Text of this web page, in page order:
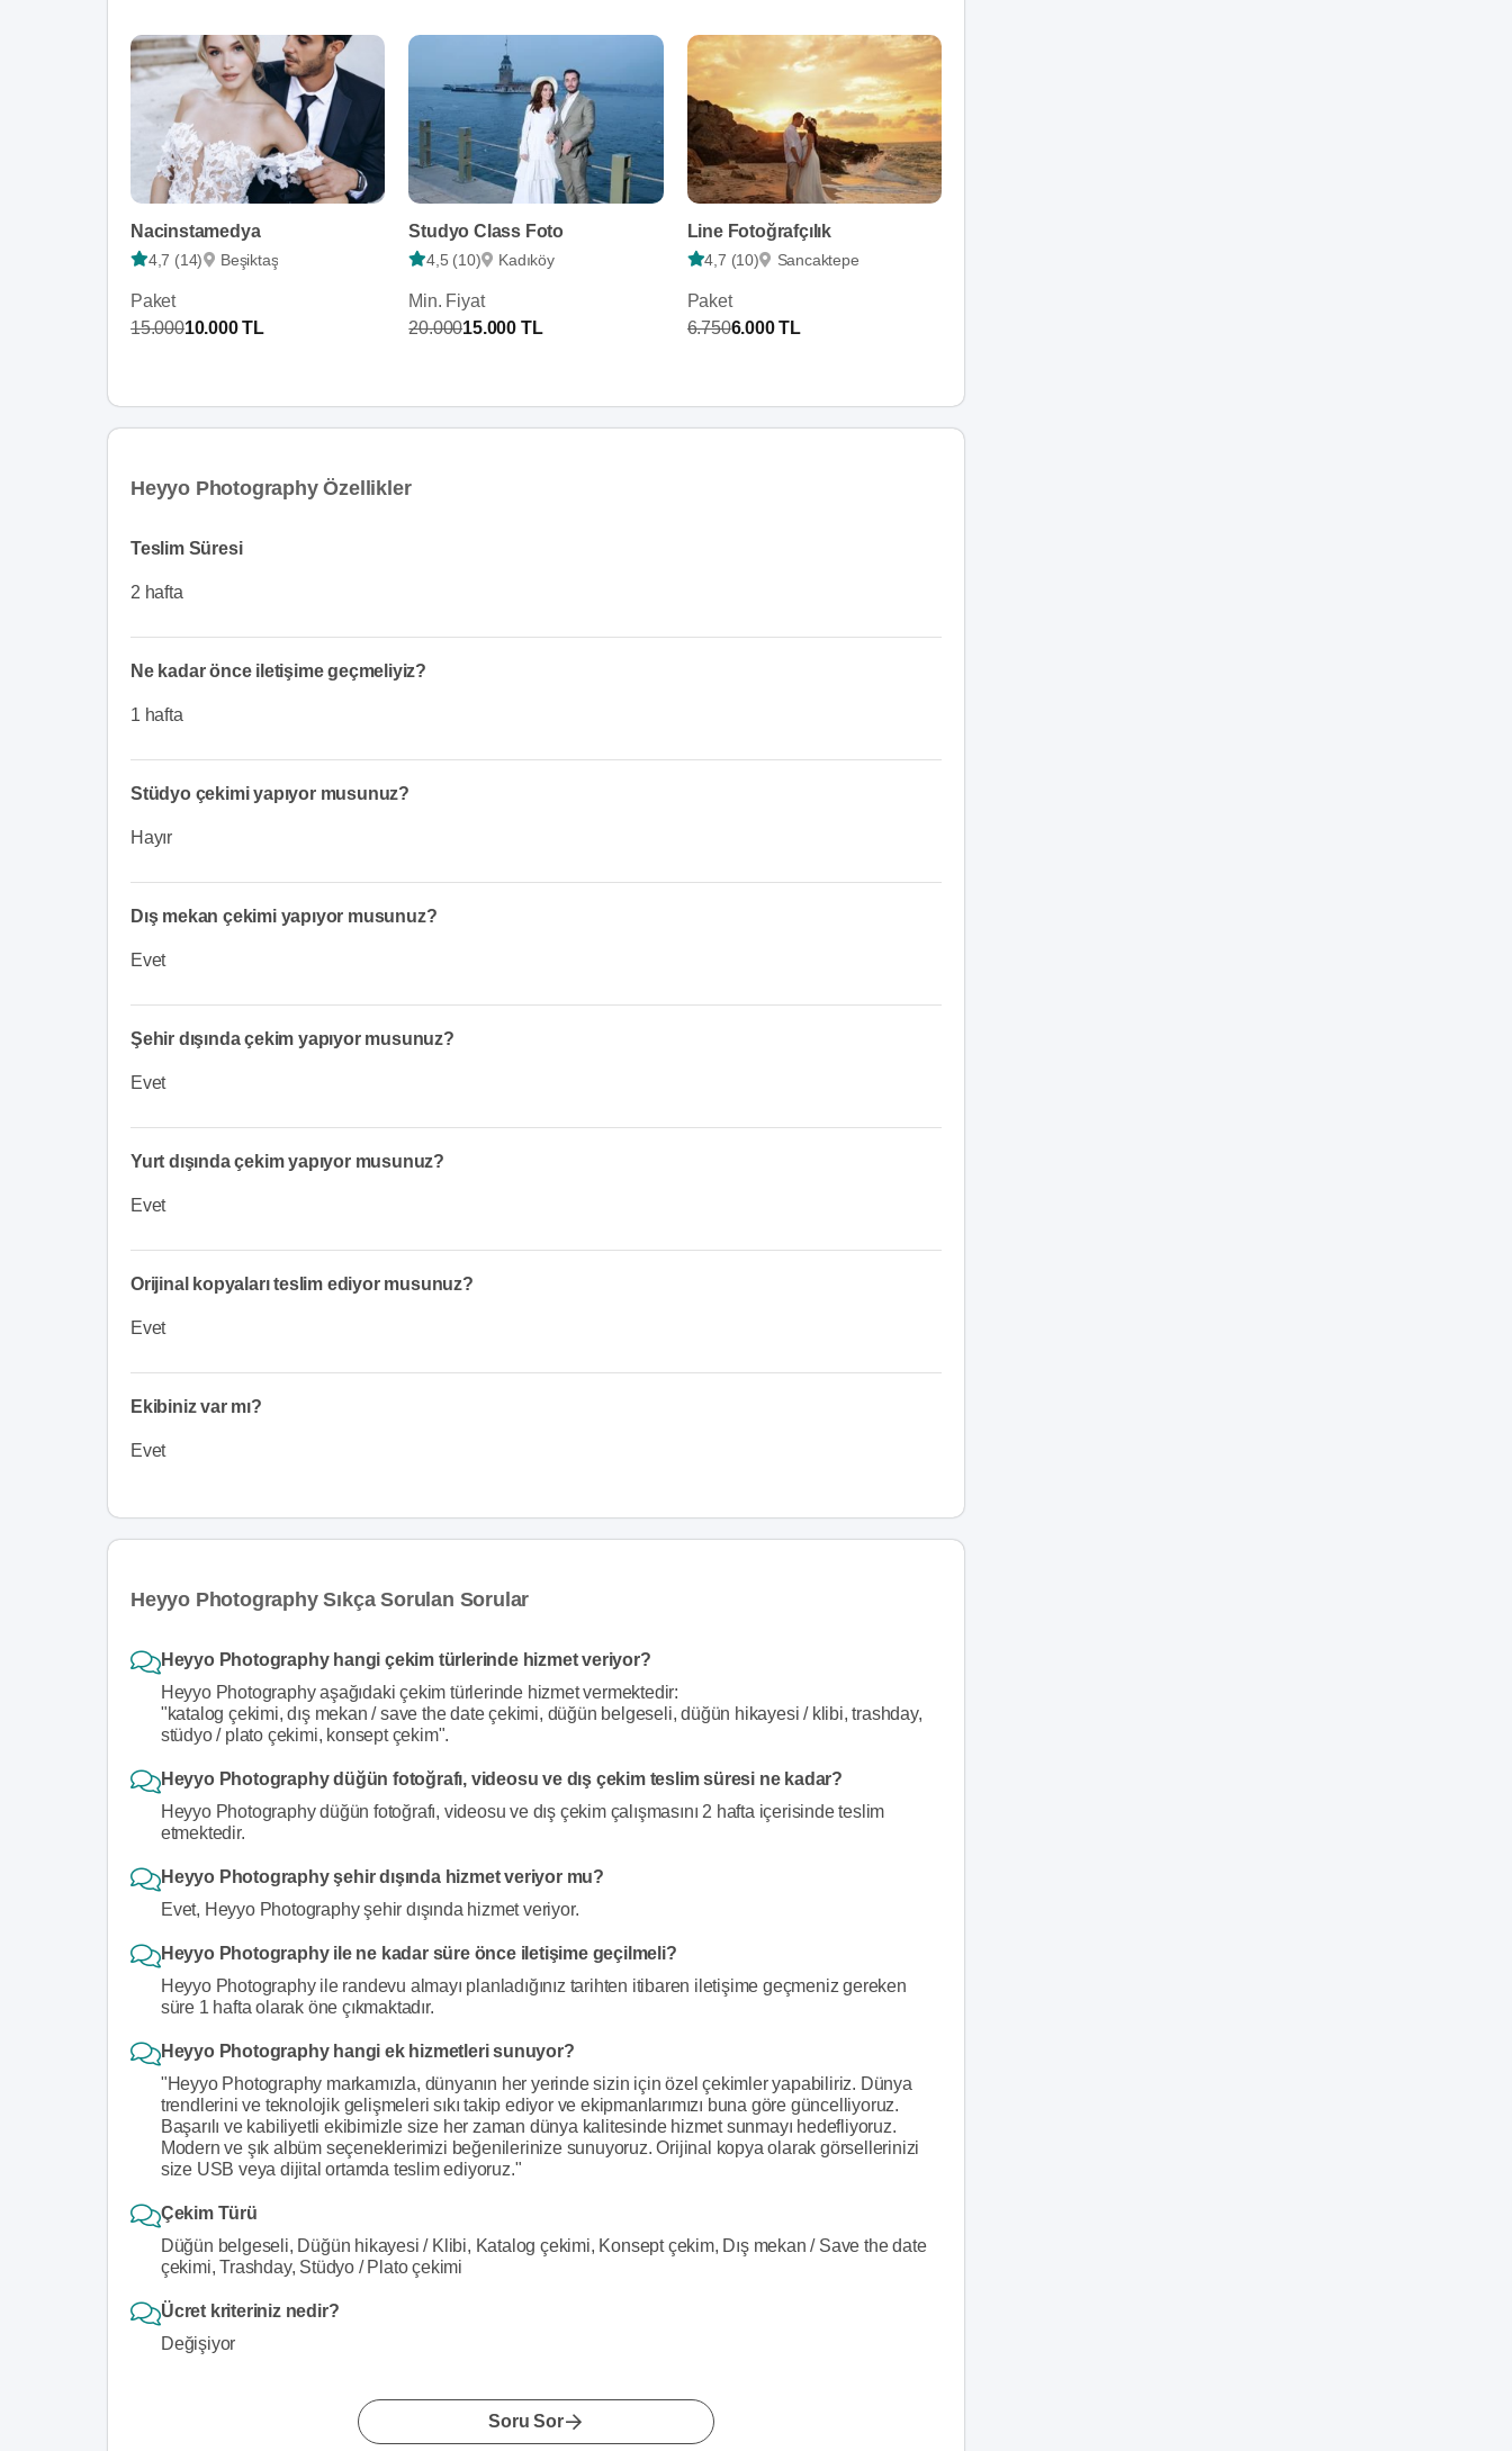
Nacinstamedya
4,7 (14) Beşiktaş
Paket
15.00010.000 TL
Studyo Class Foto
4,5 (10) Kadıköy
Min. Fiyat
20.00015.000 TL
Line Fotoğrafçılık
4,7 (10) Sancaktepe
Paket
6.7506.000 TL
Heyyo Photography Özellikler
Teslim Süresi
2 hafta
Ne kadar önce iletişime geçmeliyiz?
1 hafta
Stüdyo çekimi yapıyor musunuz?
Hayır
Dış mekan çekimi yapıyor musunuz?
Evet
Şehir dışında çekim yapıyor musunuz?
Evet
Yurt dışında çekim yapıyor musunuz?
Evet
Orijinal kopyaları teslim ediyor musunuz?
Evet
Ekibiniz var mı?
Evet
Heyyo Photography Sıkça Sorulan Sorular
Heyyo Photography hangi çekim türlerinde hizmet veriyor?
Heyyo Photography aşağıdaki çekim türlerinde hizmet vermektedir:
"katalog çekimi, dış mekan / save the date çekimi, düğün belgeseli, düğün hikayesi / klibi, trashday,
stüdyo / plato çekimi, konsept çekim".
Heyyo Photography düğün fotoğrafı, videosu ve dış çekim teslim süresi ne kadar?
Heyyo Photography düğün fotoğrafı, videosu ve dış çekim çalışmasını 2 hafta içerisinde teslim
etmektedir.
Heyyo Photography şehir dışında hizmet veriyor mu?
Evet, Heyyo Photography şehir dışında hizmet veriyor.
Heyyo Photography ile ne kadar süre önce iletişime geçilmeli?
Heyyo Photography ile randevu almayı planladığınız tarihten itibaren iletişime geçmeniz gereken
süre 1 hafta olarak öne çıkmaktadır.
Heyyo Photography hangi ek hizmetleri sunuyor?
"Heyyo Photography markamızla, dünyanın her yerinde sizin için özel çekimler yapabiliriz. Dünya
trendlerini ve teknolojik gelişmeleri sıkı takip ediyor ve ekipmanlarımızı buna göre güncelliyoruz.
Başarılı ve kabiliyetli ekibimizle size her zaman dünya kalitesinde hizmet sunmayı hedefliyoruz.
Modern ve şık albüm seçeneklerimizi beğenilerinize sunuyoruz. Orijinal kopya olarak görsellerinizi
size USB veya dijital ortamda teslim ediyoruz."
Çekim Türü
Düğün belgeseli, Düğün hikayesi / Klibi, Katalog çekimi, Konsept çekim, Dış mekan / Save the date
çekimi, Trashday, Stüdyo / Plato çekimi
Ücret kriteriniz nedir?
Değişiyor
Soru Sor